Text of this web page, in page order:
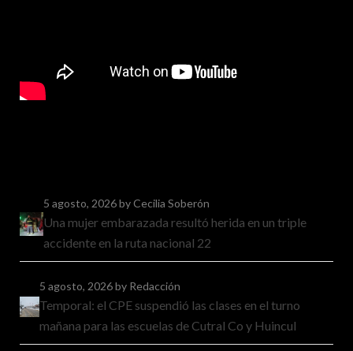
5 agosto, 2026by Cecilia Soberón
Una mujer embarazada resultó herida en un triple
accidente en la ruta nacional 22
5 agosto, 2026by Redacción
Temporal: el CPE suspendió las clases en el turno
mañana para las escuelas de Cutral Co y Huincul